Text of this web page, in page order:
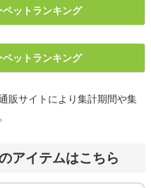
ットランキング
ットランキング
販サイトにより集計期間や集
アイテムはこちら